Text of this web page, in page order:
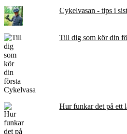
Cykelvasan - tips i
Till dig som kör din
Hur funkar det på ett